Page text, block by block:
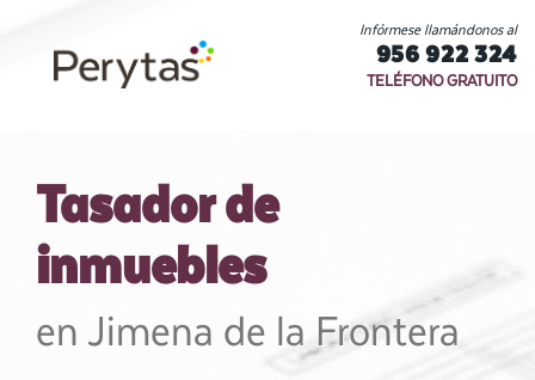
Infórmese llamándonos al
956 922 324
TELÉFONO GRATUITO
Tasador de
inmuebles
en Jimena de la Frontera